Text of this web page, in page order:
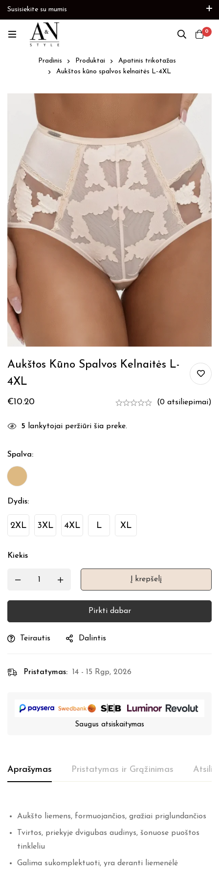
Susisiekite su mumis
Paskubėkite
0
Pradinis Produktai
Apatinis trikotažas
Aukštos kūno spalvos kelnaitės L-4XL
Aukštos Kūno Spalvos Kelnaitės L-
4XL
€10.20 (0 atsiliepimai)
5 lankytojai peržiūri šia preke.
Spalva:
Dydis:
2XL 3XL 4XL L XL
Kiekis
Į krepšelį
Pirkti dabar
Teirautis Dalintis
Pristatymas: 14 - 15 Rgp, 2026
Saugus atsiskaitymas
Aprašymas Pristatymas ir Grąžinimas
Aukšto liemens, formuojančios, gražiai priglundančios
Tvirtos, priekyje dvigubas audinys, šonuose puoštos
tinkleliu
Galima sukomplektuoti, yra deranti liemenėlė